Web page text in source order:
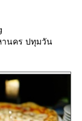
านคร ปทุมวัน